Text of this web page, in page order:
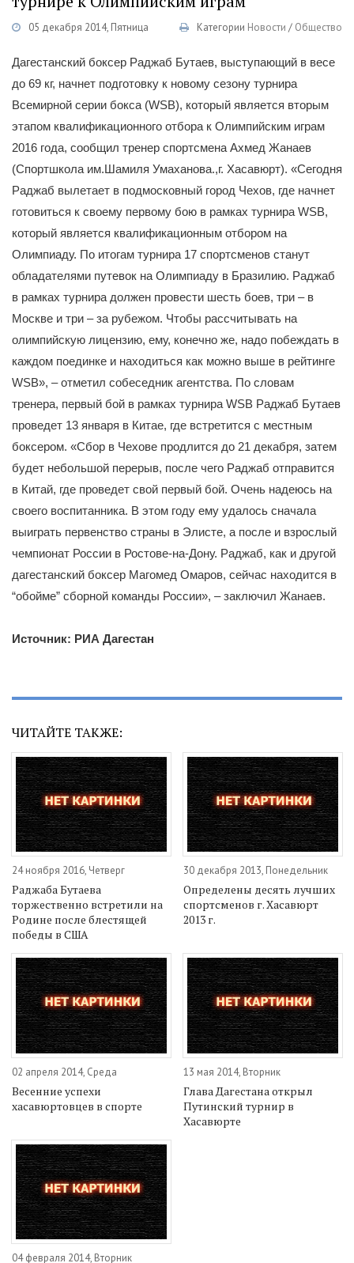
05 декабря 2014, Пятница Категории Новости / Общество
Дагестанский боксер Раджаб Бутаев, выступающий в весе
до 69 кг, начнет подготовку к новому сезону турнира
Всемирной серии бокса (WSB), который является вторым
этапом квалификационного отбора к Олимпийским играм
2016 года, сообщил тренер спортсмена Ахмед Жанаев
(Спортшкола им.Шамиля Умаханова.,г. Хасавюрт). «Сегодня
Раджаб вылетает в подмосковный город Чехов, где начнет
готовиться к своему первому бою в рамках турнира WSB,
который является квалификационным отбором на
Олимпиаду. По итогам турнира 17 спортсменов станут
обладателями путевок на Олимпиаду в Бразилию. Раджаб
в рамках турнира должен провести шесть боев, три – в
Москве и три – за рубежом. Чтобы рассчитывать на
олимпийскую лицензию, ему, конечно же, надо побеждать в
каждом поединке и находиться как можно выше в рейтинге
WSB», – отметил собеседник агентства. По словам
тренера, первый бой в рамках турнира WSB Раджаб Бутаев
проведет 13 января в Китае, где встретится с местным
боксером. «Сбор в Чехове продлится до 21 декабря, затем
будет небольшой перерыв, после чего Раджаб отправится
в Китай, где проведет свой первый бой. Очень надеюсь на
своего воспитанника. В этом году ему удалось сначала
выиграть первенство страны в Элисте, а после и взрослый
чемпионат России в Ростове-на-Дону. Раджаб, как и другой
дагестанский боксер Магомед Омаров, сейчас находится в
“обойме” сборной команды России», – заключил Жанаев.
Источник: РИА Дагестан
ЧИТАЙТЕ ТАКЖЕ:
24 ноября 2016, Четверг
Раджаба Бутаева
торжественно встретили на
Родине после блестящей
победы в США
30 декабря 2013, Понедельник
Определены десять лучших
спортсменов г. Хасавюрт
2013 г.
02 апреля 2014, Среда
Весенние успехи
хасавюртовцев в спорте
13 мая 2014, Вторник
Глава Дагестана открыл
Путинский турнир в
Хасавюрте
04 февраля 2014, Вторник